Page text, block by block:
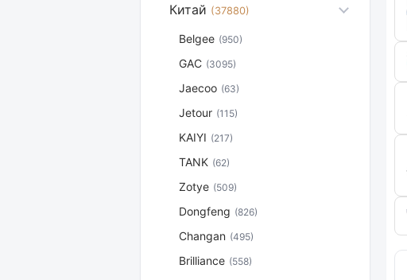
Китай (37880)
Belgee (950)
GAC (3095)
Jaecoo (63)
Jetour (115)
KAIYI (217)
TANK (62)
Zotye (509)
Dongfeng (826)
Changan (495)
Brilliance (558)